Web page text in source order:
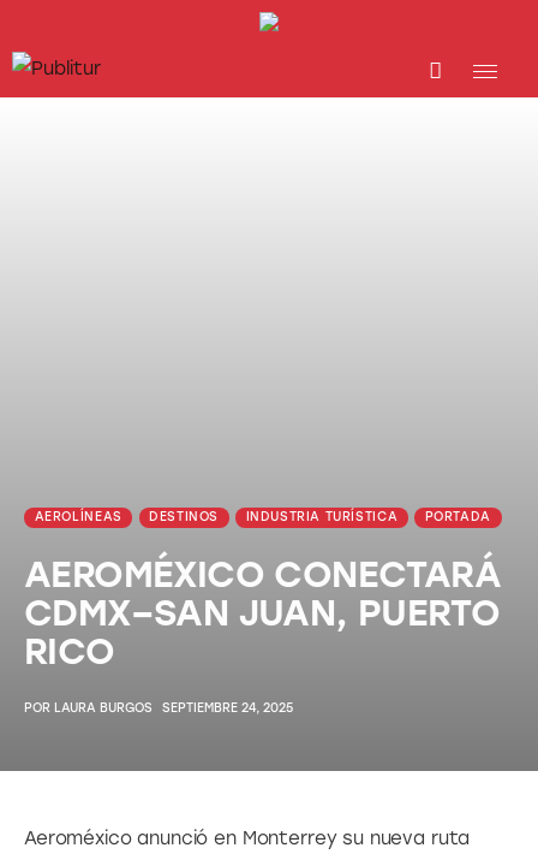
INICIO
AEROLÍNEAS DESTINOS INDUSTRIA TURÍSTICA PORTADA
AEROMÉXICO CONECTARÁ
CDMX–SAN JUAN, PUERTO
RICO
POR LAURA BURGOS SEPTIEMBRE 24, 2025
Aeroméxico anunció en Monterrey su nueva ruta